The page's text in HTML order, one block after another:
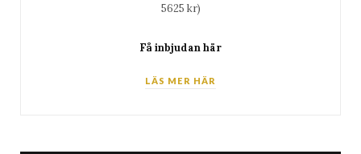
5625 kr)
Få inbjudan här
LÄS MER HÄR